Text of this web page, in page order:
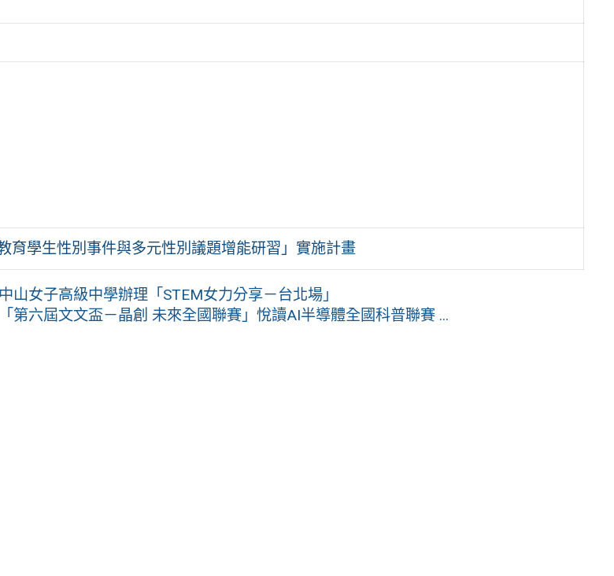
教育學生性別事件與多元性別議題增能研習」實施計畫
中山女子高級中學辦理「STEM女力分享－台北場」
「第六屆文文盃－晶創 未來全國聯賽」悅讀AI半導體全國科普聯賽 ...